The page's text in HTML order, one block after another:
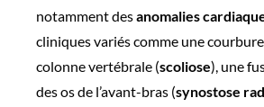
notamment desanomalies
cliniques variés comme une
colonne vertébrale (scoliose), une
des os de l’avant-bras (synostose